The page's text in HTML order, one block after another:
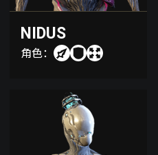
NIDUS
角色：